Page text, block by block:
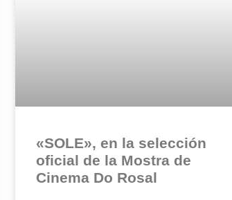
«SOLE», en la selección
oficial de la Mostra de
Cinema Do Rosal